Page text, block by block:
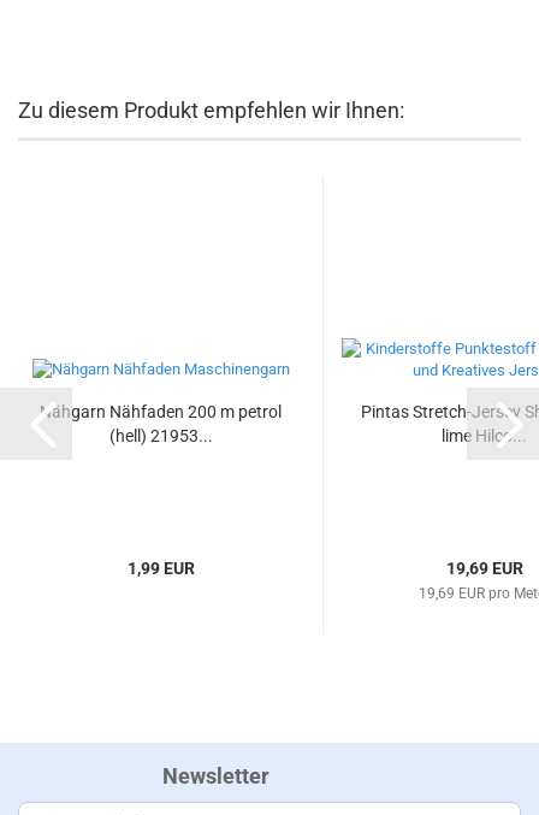
Zu diesem Produkt empfehlen wir Ihnen:
Nähgarn Nähfaden 200 m petrol
(hell) 21953...
1,99 EUR
Pintas Stretch-Jersey
lime Hilco...
19,69 EUR
19,69 EUR pro
Newsletter